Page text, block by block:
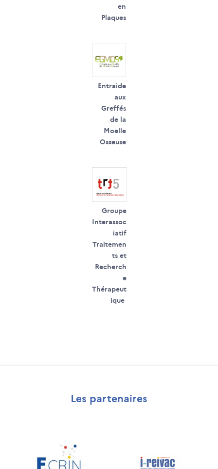
en
Plaques
Entraide
aux
Greffés
de la
Moelle
Osseuse
Groupe
Interassoc
iatif
Traitemen
ts et
Recherch
e
Thérapeut
ique
Les partenaires